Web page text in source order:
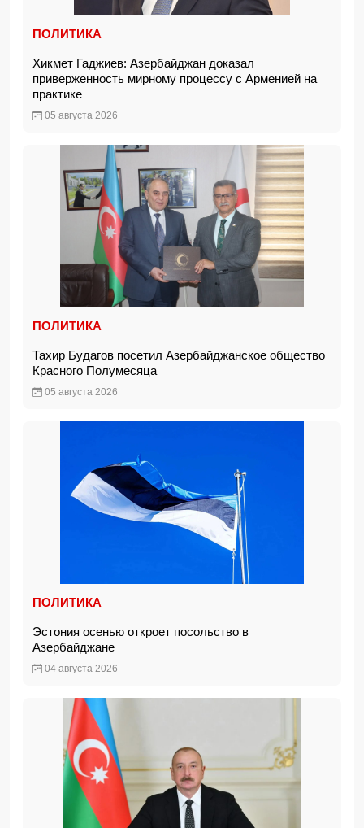
ПОЛИТИКА
Хикмет Гаджиев: Азербайджан доказал
приверженность мирному процессу с Арменией на
практике
05 августа 2026
ПОЛИТИКА
Тахир Будагов посетил Азербайджанское общество
Красного Полумесяца
05 августа 2026
ПОЛИТИКА
Эстония осенью откроет посольство в
Азербайджане
04 августа 2026